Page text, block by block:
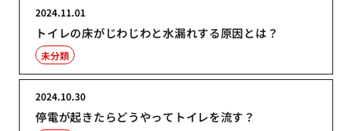
トイレの床がじわじわと水漏れする原因とは？
2024.11.01
未分類
停電が起きたらどうやってトイレを流す？
2024.10.30